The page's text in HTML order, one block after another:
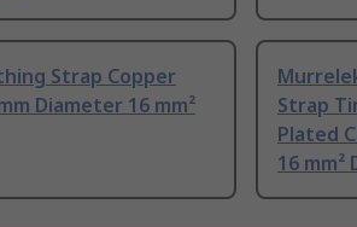
Strap Copper
Diameter 16 mm²
Strap
Plated
16 mm²